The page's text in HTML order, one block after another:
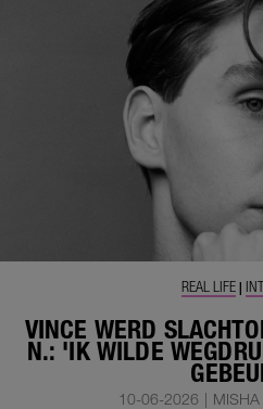
VINCE WERD
N.: 'IK WILDE
REAL LIFE |
10-06-2026 |